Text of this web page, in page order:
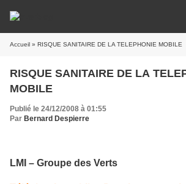
Accueil » RISQUE SANITAIRE DE LA TELEPHONIE MOBILE
RISQUE SANITAIRE DE LA
MOBILE
Publié le 24/12/2008 à 01:55
Par Bernard Despierre
LMI – Groupe des Verts